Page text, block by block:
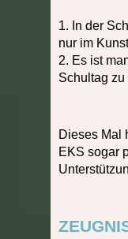
1. In der
nur im
2. Es ist
Schultag
Dieses Mal
EKS sogar